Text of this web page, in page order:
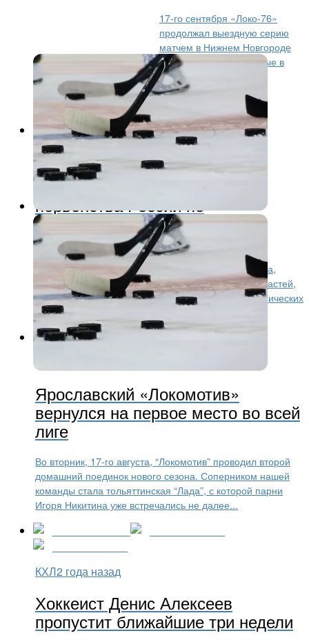
17-го сентября «Локо-76»
продолжал выездную серию
матчем в Нижнем Новгороде
против «Чайки». Впервые в
сезоне команда Дмитрия Алтарёва играла против
соперников из «золотого» дивизиона Восточной
конференции....
Другие виды
Рыбинец стал победителем
первенства России по
городошному спорту
За медали турнира, который прошел в Подольске,
боролись спортсмены из Москвы, Санкт-Петербурга,
Кубани, Ленинградской, Ярославской, Томской областей,
Алтайского края и других регионов страны. В классических
и...
Ярославский «Локомотив»
вернулся на первое место во всей
лиге
Во вторник, 17-го августа, “Локомотив” проводил второй
домашний поединок нового сезона. Соперником нашей
команды стала тольяттинская “Лада”, с которой парни
Игоря Никитина уже встречались не далее...
КХЛ2 года назад
Хоккеист Денис Алексеев
пропустит ближайшие три недели